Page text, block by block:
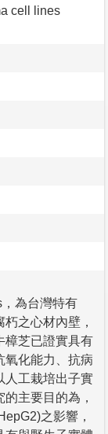
cell lines
為台灣特有
之心材內壁，
樟芝已證實具有
氧化能力、抗病
人工栽培出子實
主要目的為，
之影響，